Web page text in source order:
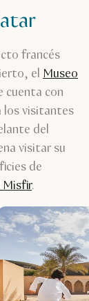
francés
el Museo
cuenta con
los visitantes
del
visitar su
de
Misfir.